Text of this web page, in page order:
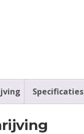
Specificaties